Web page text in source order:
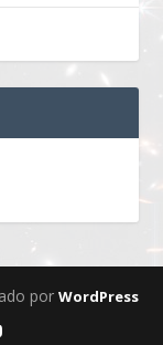
por WordPress